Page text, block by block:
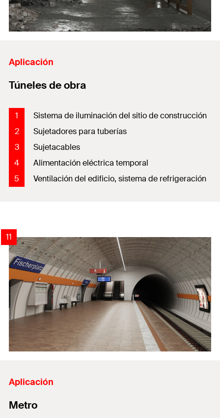
Aplicación
Túneles de obra
1
Sistema de iluminación del sitio de construcción
2
Sujetadores para tuberías
3
Sujetacables
4
Alimentación eléctrica temporal
5
Ventilación del edificio, sistema de refrigeración
1
2
3
4
5
6
7
8
9
10
11
Aplicación
Metro